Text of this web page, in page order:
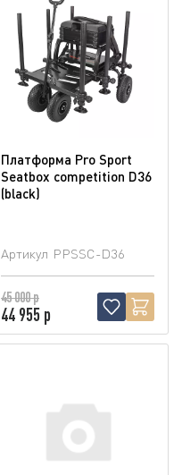
Платформа Pro Sport
Seatbox competition D36
(blaсk)
Артикул PPSSC-D36
45 000 р
44 955 р